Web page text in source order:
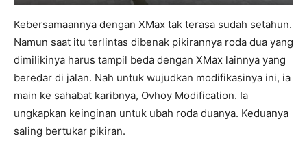
Kebersamaannya dengan XMax tak terasa sudah setahun.
Namun saat itu terlintas dibenak pikirannya roda dua yang
dimilikinya harus tampil beda dengan XMax lainnya yang
beredar di jalan. Nah untuk wujudkan modifikasinya ini, ia
main ke sahabat karibnya, Ovhoy Modification. Ia
ungkapkan keinginan untuk ubah roda duanya. Keduanya
saling bertukar pikiran.